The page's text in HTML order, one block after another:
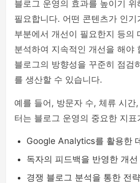
블로그 운영의 효과를 높이기 위
필요합니다. 어떤 콘텐츠가 인기
부분에서 개선이 필요한지 등의
분석하여 지속적인 개선을 해야
블로그의 방향성을 꾸준히 점검
를 생산할 수 있습니다.
예를 들어, 방문자 수, 체류 시간
터는 블로그 운영의 중요한 지
Google Analytics를 활용한
독자의 피드백을 반영한 개선
경쟁 블로그 분석을 통한 전